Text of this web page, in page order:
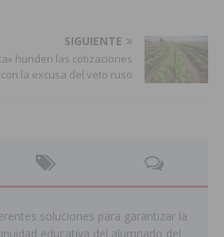
SIGUIENTE
hunden las cotizaciones
la excusa del veto ruso
soluciones para garantizar la
educativa del alumnado del